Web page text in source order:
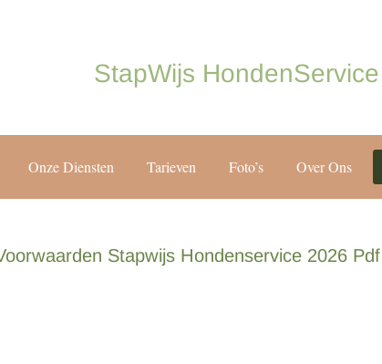
StapWijs HondenService
Onze Diensten Tarieven Foto’s Over Ons
Stapwijs Hondenservice 2026 Pdf